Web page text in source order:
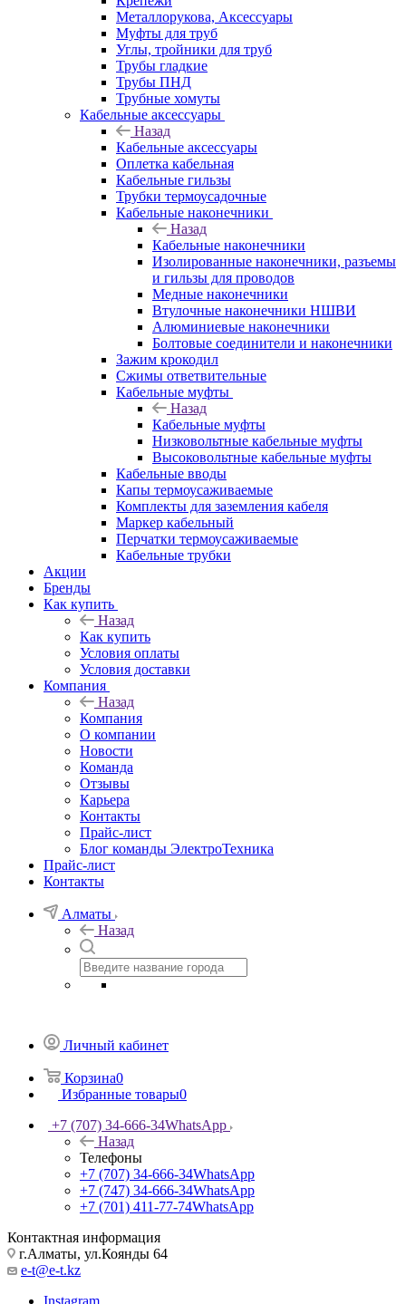
Металлорукова, Аксессуары
Муфты для труб
Углы, тройники для труб
Трубы гладкие
Трубы ПНД
Трубные хомуты
Кабельные аксессуары
Назад
Кабельные аксессуары
Оплетка кабельная
Кабельные гильзы
Трубки термоусадочные
Кабельные наконечники
Назад
Кабельные наконечники
Изолированные наконечники, разъемы
и гильзы для проводов
Медные наконечники
Втулочные наконечники НШВИ
Алюминиевые наконечники
Болтовые соединители и наконечники
Зажим крокодил
Сжимы ответвительные
Кабельные муфты
Назад
Кабельные муфты
Низковольтные кабельные муфты
Высоковольтные кабельные муфты
Кабельные вводы
Капы термоусаживаемые
Комплекты для заземления кабеля
Маркер кабельный
Перчатки термоусаживаемые
Кабельные трубки
Акции
Бренды
Как купить
Назад
Как купить
Условия оплаты
Условия доставки
Компания
Назад
Компания
О компании
Новости
Команда
Отзывы
Карьера
Контакты
Прайс-лист
Блог команды ЭлектроТехника
Прайс-лист
Контакты
Алматы
Назад
Личный кабинет
Корзина0
Избранные товары0
+7 (707) 34-666-34WhatsApp
Назад
Телефоны
+7 (707) 34-666-34WhatsApp
+7 (747) 34-666-34WhatsApp
+7 (701) 411-77-74WhatsApp
Контактная информация
г.Алматы, ул.Коянды 64
e-t@e-t.kz
Instagram